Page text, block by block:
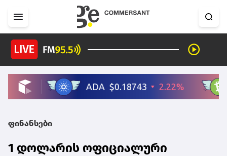
ფინანსები
1 დოლარის ოფიციალური